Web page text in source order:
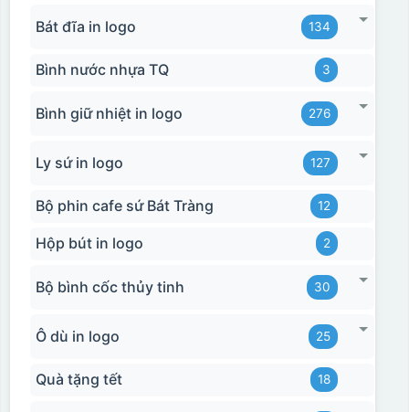
Bát đĩa in logo 134
Bình nước nhựa TQ 3
Bình giữ nhiệt in logo 276
Ly sứ in logo 127
Bộ phin cafe sứ Bát Tràng 12
Hộp bút in logo 2
Bộ bình cốc thủy tinh 30
Ô dù in logo 25
Quà tặng tết 18